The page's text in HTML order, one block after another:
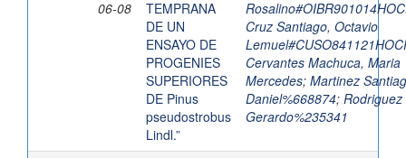
06-08
TEMPRANA
DE UN
ENSAYO DE
PROGENIES
SUPERIORES
DE Pinus
pseudostrobus
Lindl.”
Cruz Santiago, Octavio
Cervantes Machuca, Maria
Mercedes; Martinez
Daniel%668874; Rodriguez
Gerardo%235341